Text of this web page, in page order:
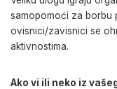
samopomoći za borbu
ovisnici/zavisnici se
aktivnostima.
Ako vi ili neko iz